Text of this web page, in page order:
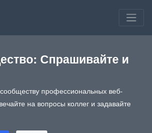
Спрашивайте и
профессиональных веб-
на вопросы коллег и задавайте